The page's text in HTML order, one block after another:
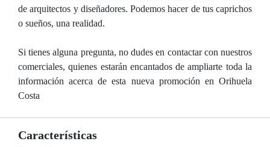
de arquitectos y diseñadores. Podemos hacer de tus caprichos
o sueños, una realidad.
Si tienes alguna pregunta, no dudes en contactar con nuestros
comerciales, quienes estarán encantados de ampliarte toda la
información acerca de esta nueva promoción en Orihuela
Costa
Características